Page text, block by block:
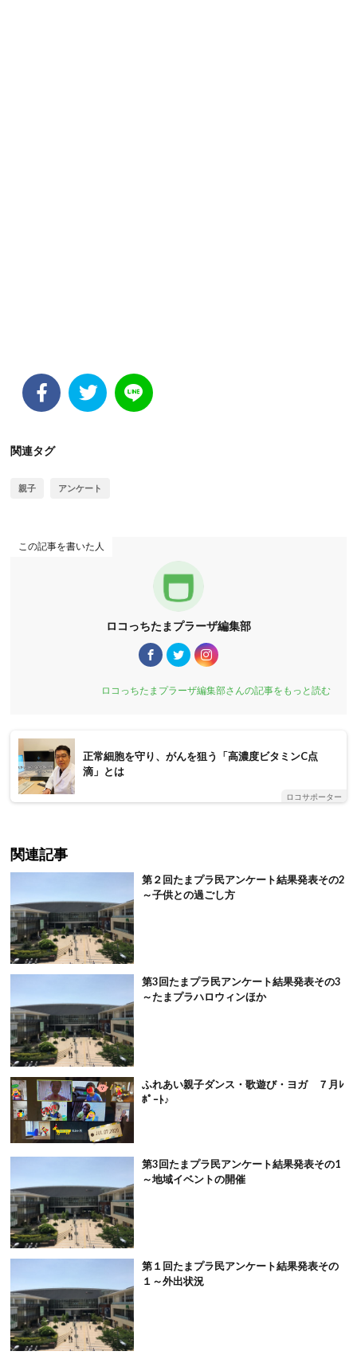
関連タグ
親子 アンケート
この記事を書いた人
ロコっちたまプラーザ編集部
ロコっちたまプラーザ編集部さんの記事をもっと読む
正常細胞を守り、がんを狙う「高濃度ビタミンC点
滴」とは
ロコサポーター
関連記事
第２回たまプラ民アンケート結果発表その2
～子供との過ごし方
第3回たまプラ民アンケート結果発表その3
～たまプラハロウィンほか
ふれあい親子ダンス・歌遊び・ヨガ ７月ﾚ
ﾎﾟｰﾄ♪
第3回たまプラ民アンケート結果発表その1
～地域イベントの開催
第１回たまプラ民アンケート結果発表その
１～外出状況